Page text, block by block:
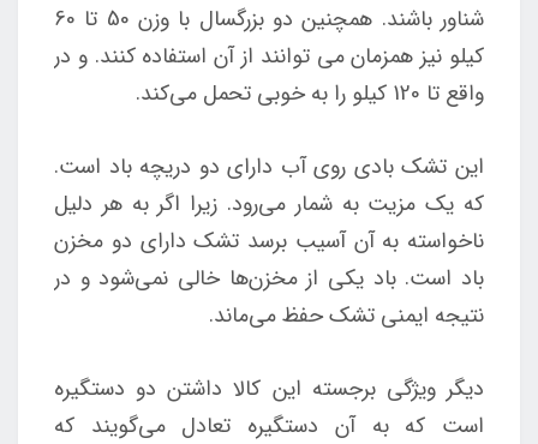
شناور باشند. همچنین دو بزرگسال با وزن 50 تا 60
کیلو نیز همزمان می توانند از آن استفاده کنند. و در
واقع تا 120 کیلو را به خوبی تحمل می‌کند.
این تشک بادی روی آب دارای دو دریچه باد است.
که یک مزیت به شمار می‌رود. زیرا اگر به هر دلیل
ناخواسته به آن آسیب برسد تشک دارای دو مخزن
باد است. باد یکی از مخزن‌ها خالی نمی‌شود و در
نتیجه ایمنی تشک حفظ می‌ماند.
دیگر ویژگی برجسته این کالا داشتن دو دستگیره
است که به آن دستگیره تعادل می‌گویند که